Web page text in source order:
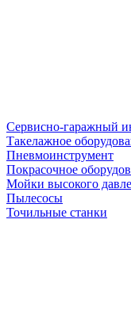
Сервисно-гаражный
Такелажное
Пневмоинструмент
Покрасочное
Мойки высокого
Пылесосы
Точильные станки